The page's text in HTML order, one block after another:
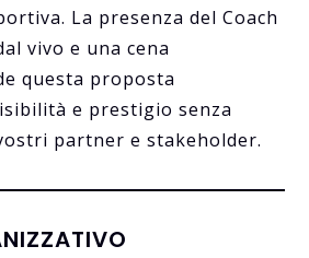
La presenza del Coach
vivo e una cena
questa proposta
e prestigio senza
partner e stakeholder.